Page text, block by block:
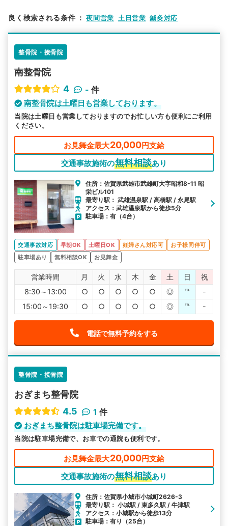
検索する
駅から探す 院名から探す
良く検索される条件 ： 夜間営業 土日営業 鍼灸対応
整骨院・接骨院
南整骨院
4
- 件
南整骨院は土曜日も営業しております。
当院は土曜日も営業しておりますのでお忙しい方も便利にご利用
ください。
お見舞金最大20,000円支給
交通事故施術の無料相談あり
住所：佐賀県武雄市武雄町大字昭和8-11 昭
栄ビル101
最寄り駅： 武雄温泉駅 / 高橋駅 / 永尾駅
アクセス：武雄温泉駅から徒歩5分
駐車場：有（4台）
交通事故対応 早朝OK 土曜日OK 妊婦さん対応可
お子様同伴可
駐車場あり
無料相談OK お見舞金
営業時間 月 火 水 木 金 土 日
祝
8:30～13:00
○ ○ ○ ○ ○ ◎ ℡
-
15:00～19:30
○ ○ ○ ○ ○ ◎ ℡ -
電話で無料予約をする
整骨院・接骨院
おぎまち整骨院
4.5
1 件
おぎまち整骨院は駐車場完備です。
当院は駐車場完備で、お車での通院も便利です。
お見舞金最大20,000円支給
交通事故施術の無料相談あり
住所：佐賀県小城市小城町2626-3
最寄り駅： 小城駅 / 東多久駅 / 牛津駅
アクセス：小城駅から徒歩13分
駐車場：有り（25台）